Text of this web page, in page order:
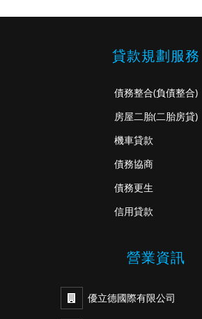
貸款規劃服務
債務整合(負債整合)
房屋二胎(二胎房貸)
機車貸款
債務協商
債務更生
信用貸款
營業資訊
優立德國際有限公司